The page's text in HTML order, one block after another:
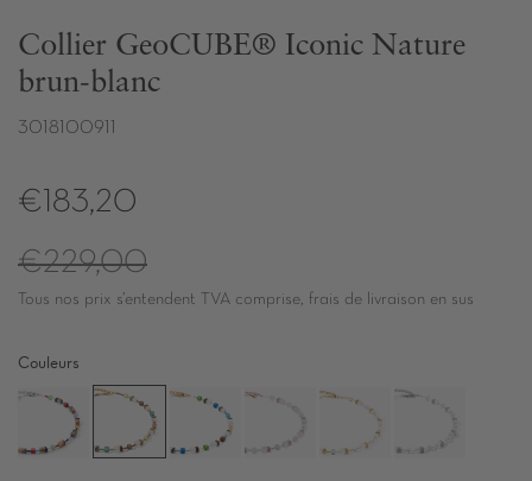
Collier GeoCUBE® Iconic Nature
brun-blanc
3018100911
€183,20
Prix
régulier
€229,00
Tous nos prix s’entendent TVA comprise, frais de livraison en sus
Couleurs